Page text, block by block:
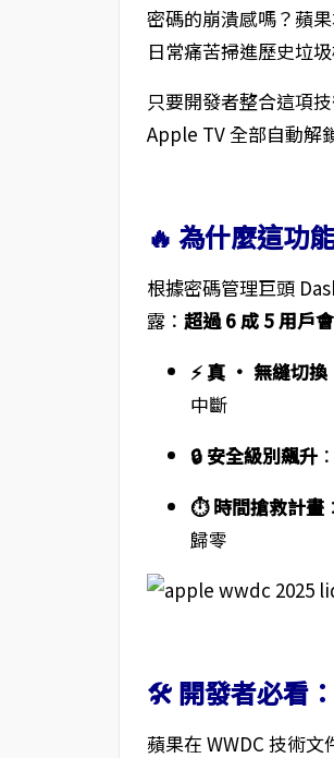
密碼的崩潰感嗎？蘋
日常痛苦掃進歷史垃圾
只要開發者整合這項
Apple TV 全部自動解
🔥 為什麼這功
根據密碼管理巨頭
露： 超過 6 成 5 用戶
⚡️ 真 · 無縫切換
中斷
🔒 安全級別飆升
⏱ 時間搶救計畫
歸零
🛠 開發者必看
蘋果在 WWDC 技術